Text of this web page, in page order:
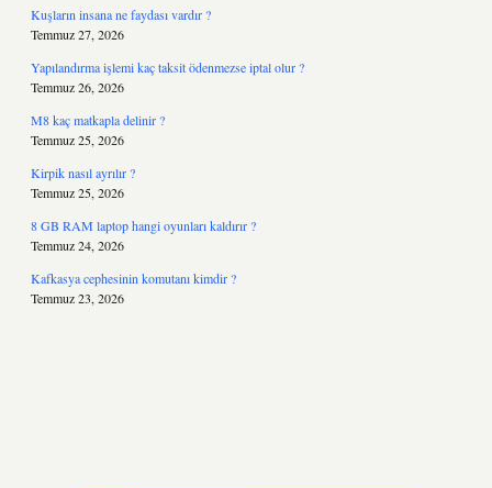
Kuşların insana ne faydası vardır ?
Temmuz 27, 2026
Yapılandırma işlemi kaç taksit ödenmezse iptal olur ?
Temmuz 26, 2026
M8 kaç matkapla delinir ?
Temmuz 25, 2026
Kirpik nasıl ayrılır ?
Temmuz 25, 2026
8 GB RAM laptop hangi oyunları kaldırır ?
Temmuz 24, 2026
Kafkasya cephesinin komutanı kimdir ?
Temmuz 23, 2026